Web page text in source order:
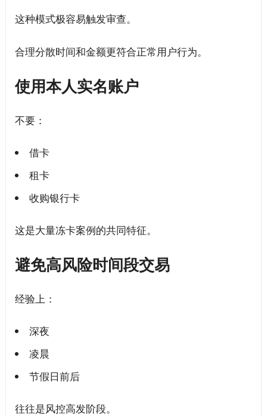
这种模式极容易触发审查。
合理分散时间和金额更符合正常用户行为。
使用本人实名账户
不要：
借卡
租卡
收购银行卡
这是大量冻卡案例的共同特征。
避免高风险时间段交易
经验上：
深夜
凌晨
节假日前后
往往是风控高发阶段。